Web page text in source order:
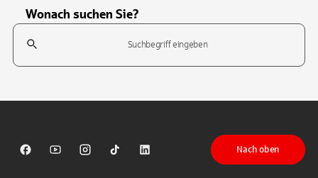
Wonach suchen Sie?
Suchfeld
Sparkasse auf Facebook
Sparkasse auf Youtube
Sparkasse auf Instagram
Sparkasse auf TikTok
Sparkasse auf LinkedIn
Nach oben